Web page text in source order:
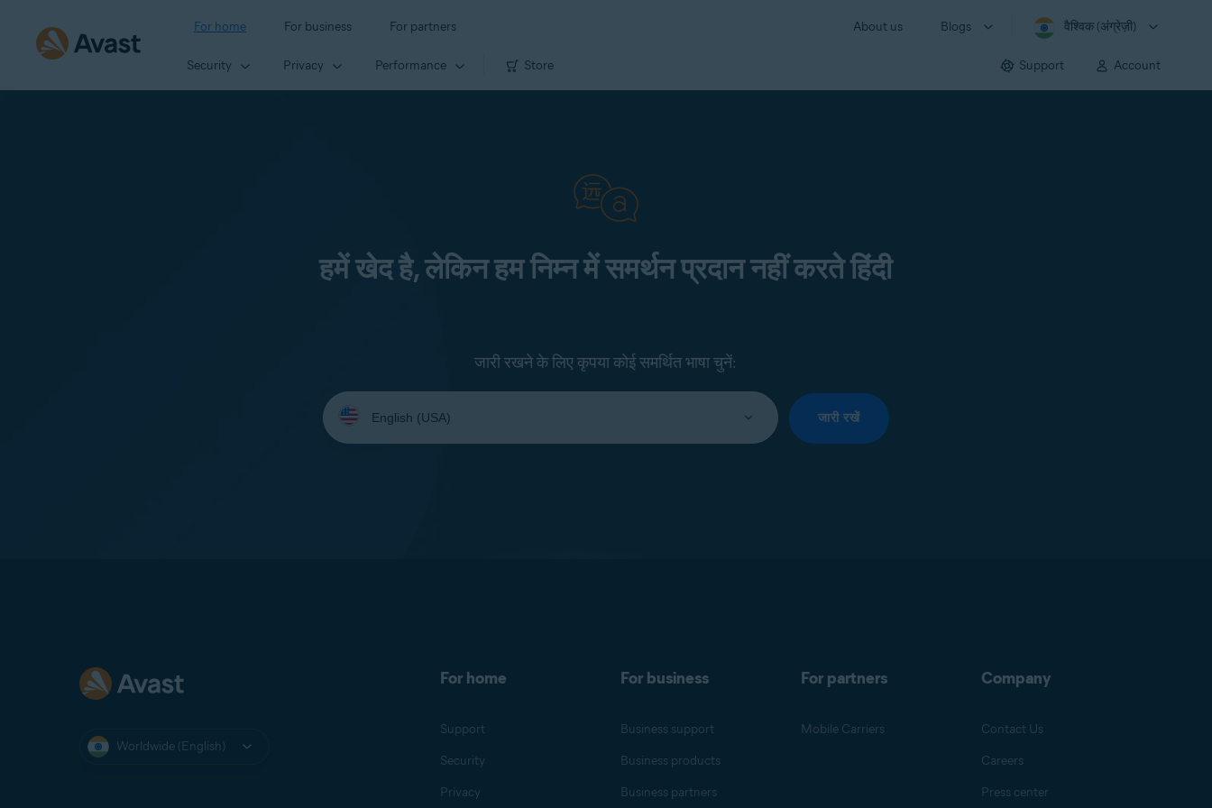
For home For business For partners About us Blogs वैश्विक (अंग्रेज़ी)
Security Privacy Performance Store Support Account
हमें खेद है, लेकिन हम निम्न में समर्थन प्रदान नहीं करते हिंदी
जारी रखने के लिए कृपया कोई समर्थित भाषा चुनें:
Select
your
language:
जारी रखें
Worldwide (English)
For home
Support
Security
Privacy
For business
Business support
Business products
Business partners
For partners
Mobile Carriers
Company
Contact Us
Careers
Press center